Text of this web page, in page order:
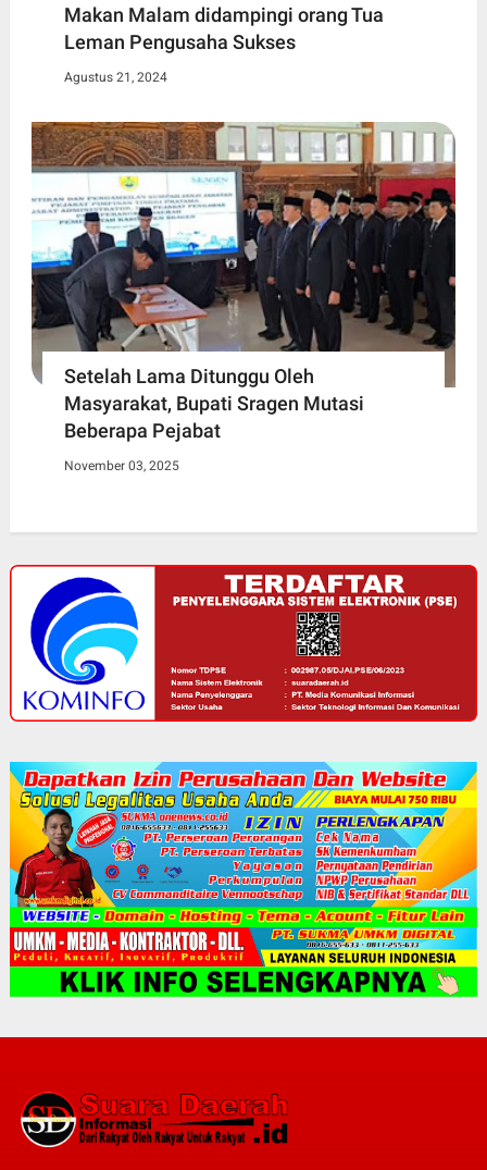
Makan Malam didampingi orang Tua
Leman Pengusaha Sukses
Agustus 21, 2024
Setelah Lama Ditunggu Oleh
Masyarakat, Bupati Sragen Mutasi
Beberapa Pejabat
November 03, 2025